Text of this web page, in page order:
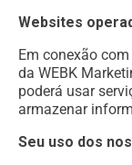
Websites
Em conexão
da WEBK
poderá usar
armazenar
Seu uso dos